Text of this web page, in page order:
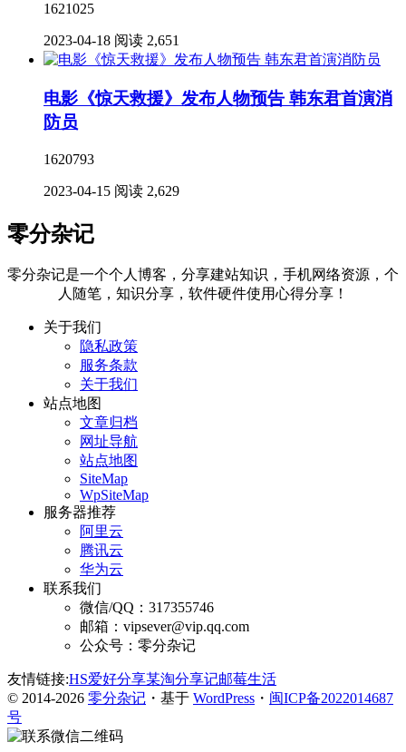
1621025
2023-04-18 阅读 2,651
电影《惊天救援》发布人物预告 韩东君首演消
防员
1620793
2023-04-15 阅读 2,629
零分杂记
零分杂记是一个个人博客，分享建站知识，手机网络资源，个
人随笔，知识分享，软件硬件使用心得分享！
关于我们
隐私政策
服务条款
关于我们
站点地图
文章归档
网址导航
站点地图
SiteMap
WpSiteMap
服务器推荐
阿里云
腾讯云
华为云
联系我们
微信/QQ：317355746
邮箱：vipsever@vip.qq.com
公众号：零分杂记
友情链接:HS爱好分享某淘分享记邮莓生活
© 2014-2026 零分杂记 ・基于 WordPress ・ 闽ICP备2022014687
号